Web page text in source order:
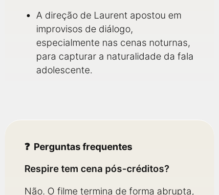
A direção de Laurent apostou em
improvisos de diálogo,
especialmente nas cenas noturnas,
para capturar a naturalidade da fala
adolescente.
Perguntas frequentes
Respire tem cena pós-créditos?
Não. O filme termina de forma abrupta,